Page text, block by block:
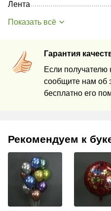
Гарантия
Если получателю
сообщите нам об
бесплатно его
Лента
Показать всё
Рекомендуем к